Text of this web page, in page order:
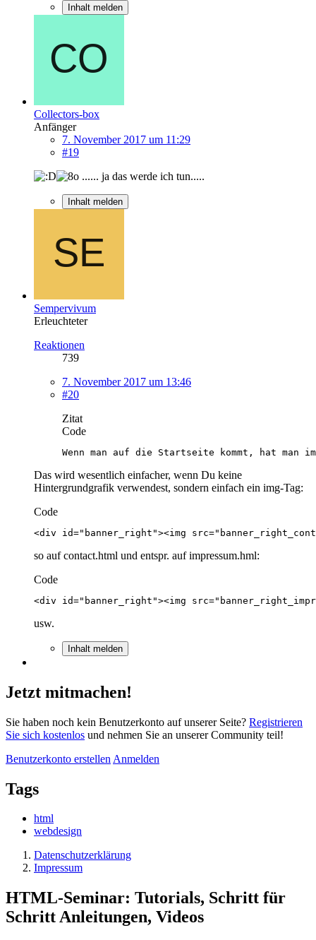
Inhalt melden
Collectors-box
Anfänger
7. November 2017 um 11:29
#19
...... ja das werde ich tun.....
Inhalt melden
Sempervivum
Erleuchteter
Reaktionen
739
7. November 2017 um 13:46
#20
Zitat
Code
Wenn man auf die Startseite kommt, hat
Das wird wesentlich einfacher, wenn Du keine
Hintergrundgrafik verwendest, sondern einfach ein img-Tag:
Code
<div id="banner_right"><img
so auf contact.html und entspr. auf impressum.hml:
Code
<div id="banner_right"><img
usw.
Inhalt melden
Jetzt mitmachen!
Sie haben noch kein Benutzerkonto auf unserer Seite? Registrieren
Sie sich kostenlos und nehmen Sie an unserer Community teil!
Benutzerkonto erstellen Anmelden
Tags
html
webdesign
Datenschutzerklärung
Impressum
HTML-Seminar: Tutorials, Schritt für
Schritt Anleitungen, Videos